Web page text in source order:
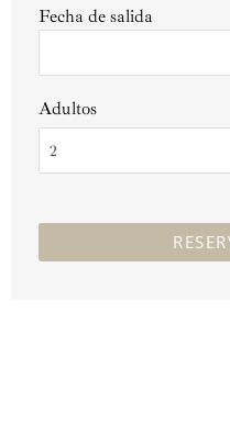
Fecha de salida
Adultos